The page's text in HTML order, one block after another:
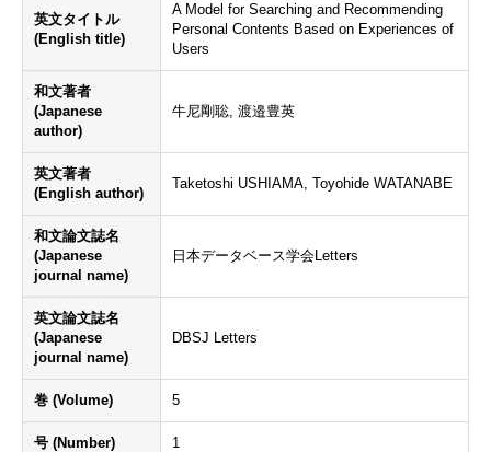
英文タイトル
(English title)
A Model for Searching and Recommending
Personal Contents Based on Experiences of
Users
和文著者
(Japanese
author)
牛尼剛聡, 渡邉豊英
英文著者
(English author)
Taketoshi USHIAMA, Toyohide WATANABE
和文論文誌名
(Japanese
journal name)
日本データベース学会Letters
英文論文誌名
(Japanese
journal name)
DBSJ Letters
巻 (Volume) 5
号 (Number) 1